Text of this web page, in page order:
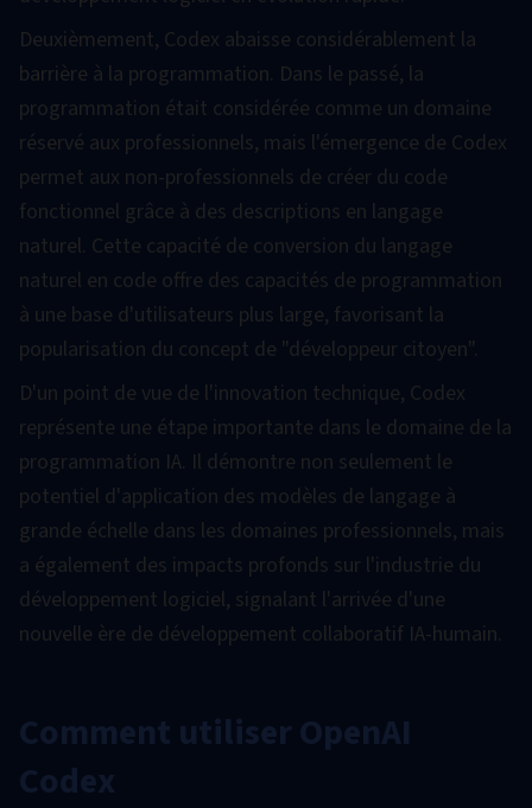
Deuxièmement, Codex abaisse considérablement la
barrière à la programmation. Dans le passé, la
programmation était considérée comme un domaine
réservé aux professionnels, mais l'émergence de Codex
permet aux non-professionnels de créer du code
fonctionnel grâce à des descriptions en langage
naturel. Cette capacité de conversion du langage
naturel en code offre des capacités de programmation
à une base d'utilisateurs plus large, favorisant la
popularisation du concept de "développeur citoyen".
D'un point de vue de l'innovation technique, Codex
représente une étape importante dans le domaine de la
programmation IA. Il démontre non seulement le
potentiel d'application des modèles de langage à
grande échelle dans les domaines professionnels, mais
a également des impacts profonds sur l'industrie du
développement logiciel, signalant l'arrivée d'une
nouvelle ère de développement collaboratif IA-humain.
Comment utiliser OpenAI
Codex